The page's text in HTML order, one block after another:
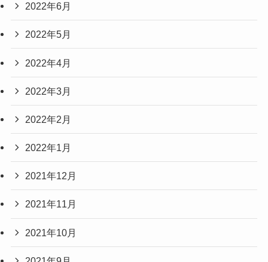
2022年6月
2022年5月
2022年4月
2022年3月
2022年2月
2022年1月
2021年12月
2021年11月
2021年10月